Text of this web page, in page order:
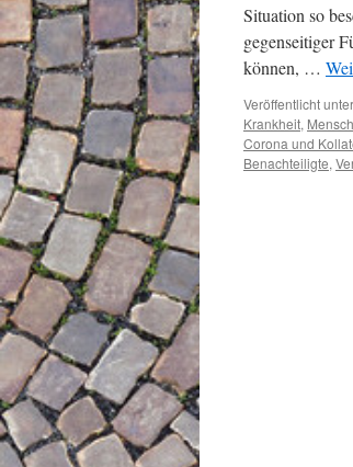
Situation so
gegenseitiger
können, …
Veröffentlicht unter
Krankheit,
Corona und
Benachteiligte,